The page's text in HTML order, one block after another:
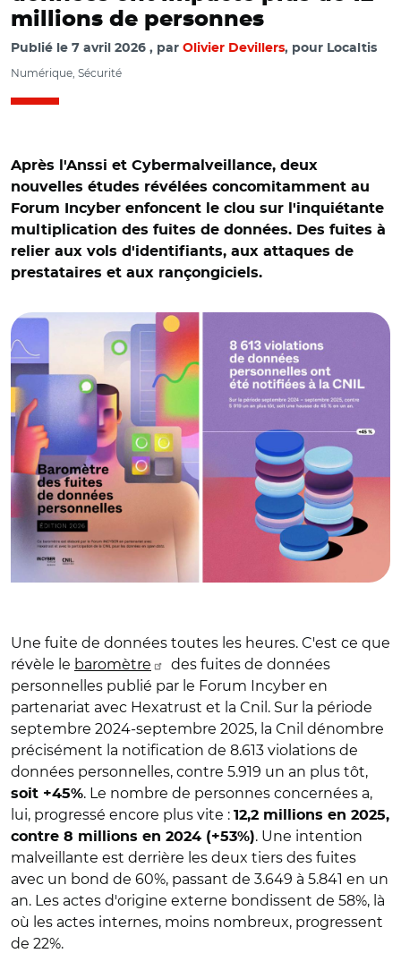
millions de personnes
Publié le 7 avril 2026 par Olivier Devillers, pour Localtis
Numérique, Sécurité
Après l'Anssi et Cybermalveillance, deux
nouvelles études révélées concomitamment au
Forum Incyber enfoncent le clou sur l'inquiétante
multiplication des fuites de données. Des fuites à
relier aux vols d'identifiants, aux attaques de
prestataires et aux rançongiciels.
© Forum INCYBER en partenariat avec Hexatrust et avec
Une fuite de données toutes les heures. C'est ce que
révèle le baromètre
des fuites de données
personnelles publié par le Forum Incyber en
partenariat avec Hexatrust et la Cnil. Sur la période
septembre 2024-septembre 2025, la Cnil dénombre
précisément la notification de 8.613 violations de
données personnelles, contre 5.919 un an plus tôt,
soit +45%. Le nombre de personnes concernées a,
lui, progressé encore plus vite : 12,2 millions en 2025,
contre 8 millions en 2024 (+53%). Une intention
malveillante est derrière les deux tiers des fuites
avec un bond de 60%, passant de 3.649 à 5.841 en un
an. Les actes d'origine externe bondissent de 58%, là
où les actes internes, moins nombreux, progressent
de 22%.